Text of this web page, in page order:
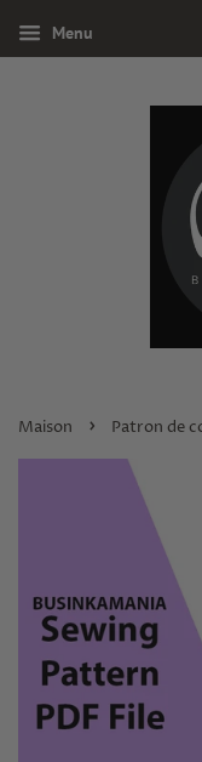
Menu
Maison › Patron de